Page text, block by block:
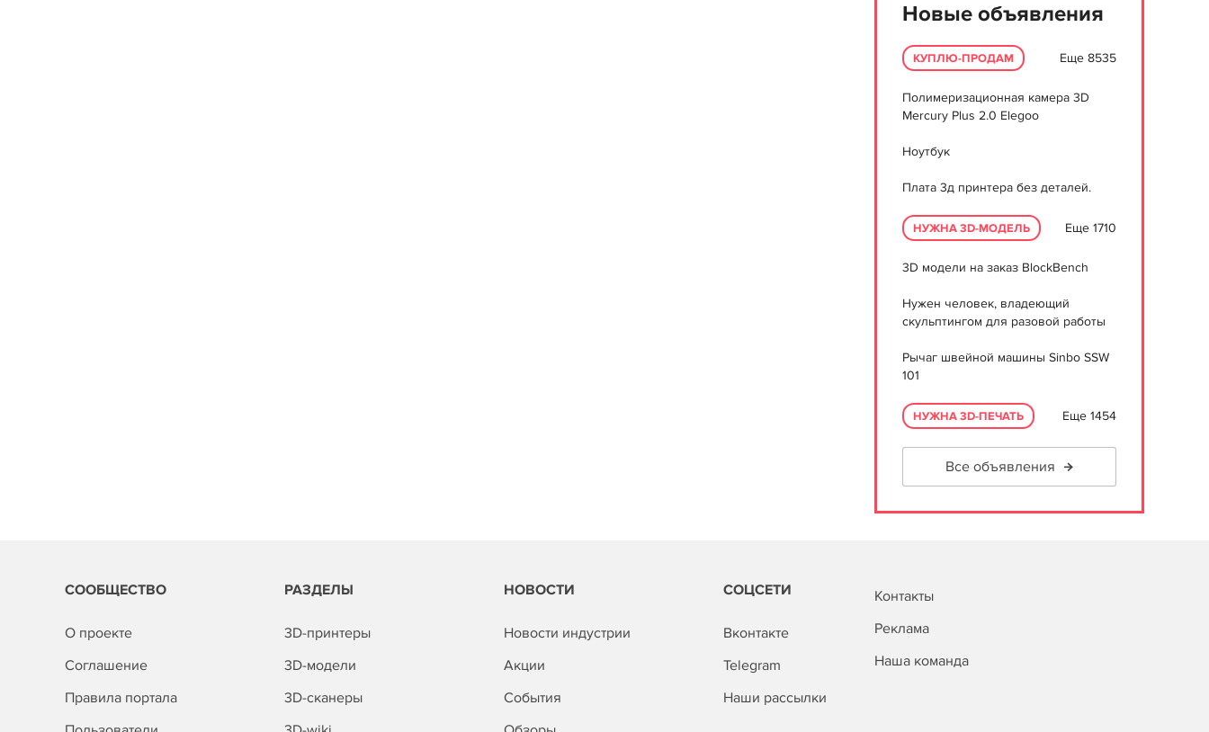
Новые объявления
КУПЛЮ-ПРОДАМ Еще 8535
Полимеризационная камера 3D
Mercury Plus 2.0 Elegoo
Ноутбук
Плата 3д принтера без деталей.
НУЖНА 3D-МОДЕЛЬ Еще 1710
3D модели на заказ BlockBench
Нужен человек, владеющий
скульптингом для разовой работы
Рычаг швейной машины Sinbo SSW
101
НУЖНА 3D-ПЕЧАТЬ Еще 1454
Все объявления
СООБЩЕСТВО
О проекте
Соглашение
Правила портала
РАЗДЕЛЫ
3D-принтеры
3D-модели
3D-сканеры
НОВОСТИ
Новости индустрии
Акции
События
СОЦСЕТИ
Вконтакте
Telegram
Наши рассылки
Контакты
Реклама
Наша команда